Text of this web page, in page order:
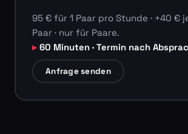
95 € für 1 Paar pro Stunde · +40 €
Paar · nur für Paare.
60 Minuten · Termin nach
Anfrage senden